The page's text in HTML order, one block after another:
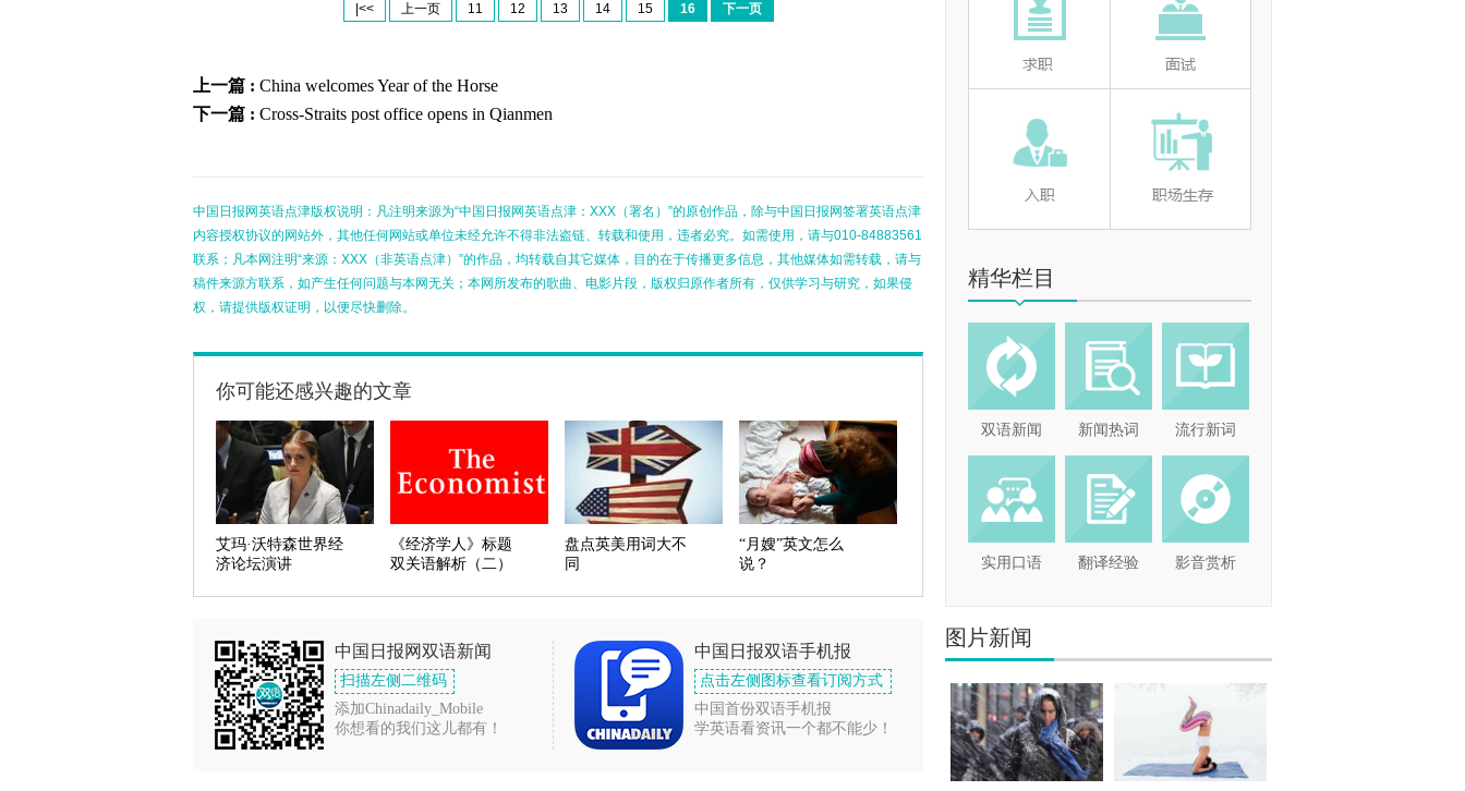
|<< 上一页 11 12 13 14 15 16 下一页
上一篇 : China welcomes Year of the Horse
下一篇 : Cross-Straits post office opens in Qianmen
中国日报网英语点津版权说明：凡注明来源为“中国日报网英语点津：XXX（署名）”的原创作品，除与中国日报网签署英语点津
内容授权协议的网站外，其他任何网站或单位未经允许不得非法盗链、转载和使用，违者必究。如需使用，请与010-84883561
联系；凡本网注明“来源：XXX（非英语点津）”的作品，均转载自其它媒体，目的在于传播更多信息，其他媒体如需转载，请与
稿件来源方联系，如产生任何问题与本网无关；本网所发布的歌曲、电影片段，版权归原作者所有，仅供学习与研究，如果侵
权，请提供版权证明，以便尽快删除。
你可能还感兴趣的文章
艾玛·沃特森世界经
济论坛演讲
《经济学人》标题
双关语解析（二）
盘点英美用词大不
同
“月嫂”英文怎么
说？
中国日报网双语新闻
扫描左侧二维码
添加Chinadaily_Mobile
你想看的我们这儿都有！
中国日报双语手机报
点击左侧图标查看订阅方式
中国首份双语手机报
学英语看资讯一个都不能少！
精华栏目
双语新闻 新闻热词 流行新词
实用口语 翻译经验 影音赏析
图片新闻